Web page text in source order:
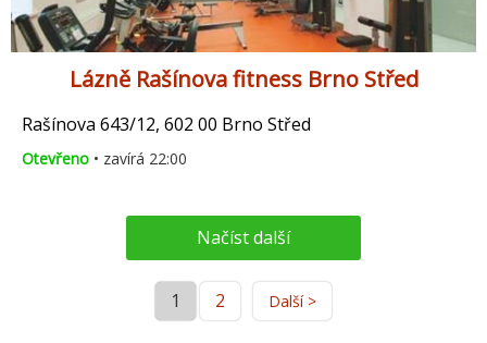
Lázně Rašínova fitness Brno Střed
Rašínova 643/12, 602 00 Brno Střed
Otevřeno • zavírá 22:00
Načíst další
1 2 Další >